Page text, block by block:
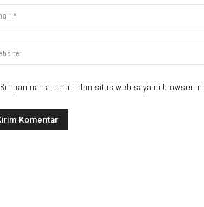
Simpan nama, email, dan situs web saya di browser